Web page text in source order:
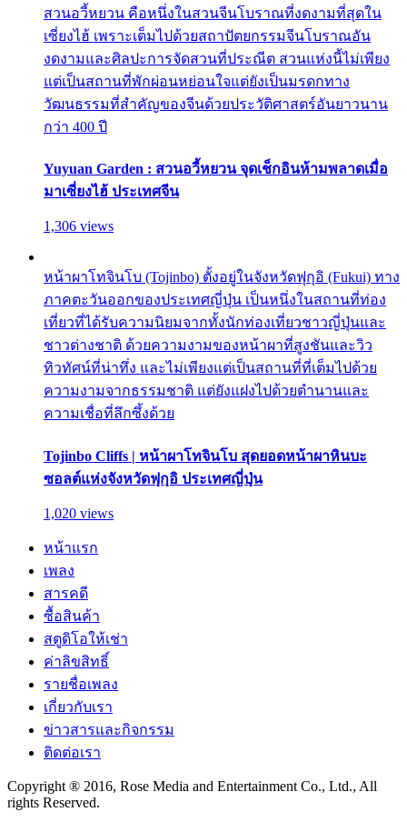
สวนอวี้หยวน คือหนึ่งในสวนจีนโบราณที่งดงามที่สุดใน
เซี่ยงไฮ้ เพราะเต็มไปด้วยสถาปัตยกรรมจีนโบราณอัน
งดงามและศิลปะการจัดสวนที่ประณีต สวนแห่งนี้ไม่เพียง
แต่เป็นสถานที่พักผ่อนหย่อนใจแต่ยังเป็นมรดกทาง
วัฒนธรรมที่สำคัญของจีนด้วยประวัติศาสตร์อันยาวนาน
กว่า 400 ปี
Yuyuan Garden : สวนอวี้หยวน จุดเช็กอินห้ามพลาดเมื่อ
มาเซี่ยงไฮ้ ประเทศจีน
1,306 views
หน้าผาโทจินโบ (Tojinbo) ตั้งอยู่ในจังหวัดฟุกุอิ (Fukui) ทาง
ภาคตะวันออกของประเทศญี่ปุ่น เป็นหนึ่งในสถานที่ท่อง
เที่ยวที่ได้รับความนิยมจากทั้งนักท่องเที่ยวชาวญี่ปุ่นและ
ชาวต่างชาติ ด้วยความงามของหน้าผาที่สูงชันและวิว
ทิวทัศน์ที่น่าทึ่ง และไม่เพียงแต่เป็นสถานที่ที่เต็มไปด้วย
ความงามจากธรรมชาติ แต่ยังแฝงไปด้วยตำนานและ
ความเชื่อที่ลึกซึ้งด้วย
Tojinbo Cliffs | หน้าผาโทจินโบ สุดยอดหน้าผาหินบะ
ซอลต์แห่งจังหวัดฟุกุอิ ประเทศญี่ปุ่น
1,020 views
หน้าแรก
เพลง
สารคดี
ซื้อสินค้า
สตูดิโอให้เช่า
ค่าลิขสิทธิ์
รายชื่อเพลง
เกี่ยวกับเรา
ข่าวสารและกิจกรรม
ติดต่อเรา
Copyright ® 2016, Rose Media and Entertainment Co., Ltd., All
rights Reserved.